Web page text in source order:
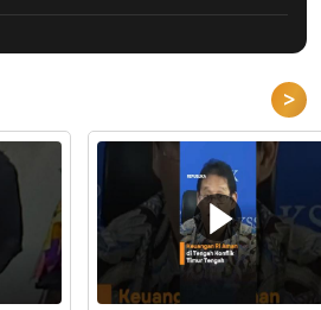
>